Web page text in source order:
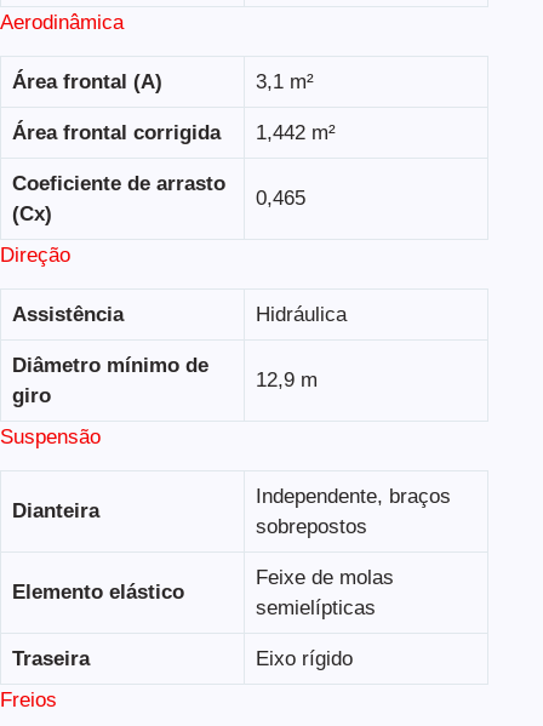
Aerodinâmica
Área frontal (A) 3,1 m²
Área frontal corrigida 1,442 m²
Coeficiente de arrasto
(Cx)
0,465
Direção
Assistência Hidráulica
Diâmetro mínimo de
giro
12,9 m
Suspensão
Dianteira
Independente, braços
sobrepostos
Elemento elástico
Feixe de molas
semielípticas
Traseira
Eixo rígido
Freios